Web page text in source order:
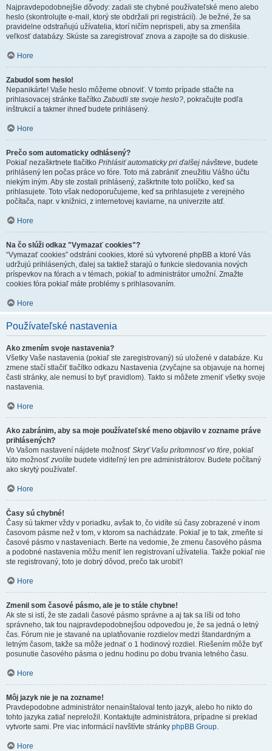
Najpravdepodobnejšie dôvody: zadali ste chybné používateľské meno alebo
heslo (skontrolujte e-mail, ktorý ste obdržali pri registrácií). Je bežné, že sa
pravidelne odstraňujú užívatelia, ktorí ničím neprispeli, aby sa zmenšila
veľkosť databázy. Skúste sa zaregistrovať znova a zapojte sa do diskusie.
Hore
Zabudol som heslo!
Nepanikárte! Vaše heslo môžeme obnoviť. V tomto prípade stlačte na
prihlasovacej stránke tlačítkoZabudli ste svoje heslo?, pokračujte podľa
inštrukcií a takmer ihneď budete prihlásený.
Hore
Prečo som automaticky odhlásený?
Pokiaľ nezaškrtnete tlačítko Prihlásiť automaticky pri ďalšej návšteve, budete
prihlásený len počas práce vo fóre. Toto má zabrániť zneužitiu Vášho účtu
niekým iným. Aby ste zostali prihlásený, zaškrtnite toto políčko, keď sa
prihlasujete. Toto však nedoporučujeme, keď sa prihlasujete z verejného
počítača, napr. v knižnici, z internetovej kaviarne, na univerzite atď.
Hore
Na čo slúži odkaz "Vymazať cookies"?
“Vymazať cookies” odstráni cookies, ktoré sú vytvorené phpBB a ktoré Vás
udržujú prihlásených, ďalej sa taktiež starajú o funkcie sledovania nových
príspevkov na fórach a v témach, pokiaľ to administrátor umožní. Zmažte
cookies fóra pokiaľ máte problémy s prihlasovaním.
Hore
Používateľské nastavenia
Ako zmením svoje nastavenia?
Všetky Vaše nastavenia (pokiaľ ste zaregistrovaný) sú uložené v databáze. Ku
zmene stačí stlačiť tlačítko odkazu Nastavenia (zvyčajne sa objavuje na hornej
časti stránky, ale nemusí to byť pravidlom). Takto si môžete zmeniť všetky svoje
nastavenia.
Hore
Ako zabránim, aby sa moje používateľské meno objavilo v zozname práve
prihlásených?
Vo Vašom nastavení nájdete možnosť Skryť Vašu prítomnosť vo fóre, pokiaľ
túto možnosť zvolíte budete viditeľný len pre administrátorov. Budete počítaný
ako skrytý používateľ.
Hore
Časy sú chybné!
Časy sú takmer vždy v poriadku, avšak to, čo vidíte sú časy zobrazené v inom
časovom pásme než v tom, v ktorom sa nachádzate. Pokiaľ je to tak, zmeňte si
časové pásmo v nastaveniach. Berte na vedomie, že zmenu časového pásma
a podobné nastavenia môžu meniť len registrovaní užívatelia. Takže pokiaľ nie
ste registrovaný, toto je dobrý dôvod, prečo tak urobiť!
Hore
Zmenil som časové pásmo, ale je to stále chybne!
Ak ste si istí, že ste zadali časové pásmo správne a aj tak sa líši od toho
správneho, tak tou najpravdepodobnejšou odpoveďou je, že sa jedná o letný
čas. Fórum nie je stavané na uplatňovanie rozdielov medzi štandardným a
letným časom, takže sa môže jednať o 1 hodinový rozdiel. Riešením môže byť
posunutie časového pásma o jednu hodinu po dobu trvania letného času.
Hore
Môj jazyk nie je na zozname!
Pravdepodobne administrátor nenainštaloval tento jazyk, alebo ho nikto do
tohto jazyka zatiaľ nepreložil. Kontaktujte administrátora, prípadne si preklad
vytvorte sami. Pre viac informácií navštívte stránky phpBB Group.
Hore